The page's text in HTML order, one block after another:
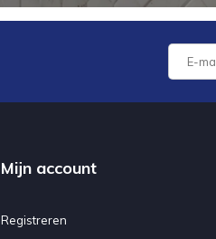
Mijn account
Registreren